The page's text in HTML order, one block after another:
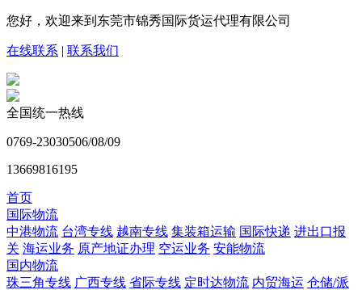
您好，欢迎来到东莞市锦秀国际货运代理有限公司
在线联系 | 联系我们
全国统一热线
0769-23030506/08/09
13669816195
首页
国际物流
中港物流 台湾专线 越南专线 集装箱运输 国际快递 进出口报
关 海运业务 原产地证办理 空运业务 安能物流
国内物流
珠三角专线 广西专线 省际专线 定时达物流 内贸海运 仓储/派